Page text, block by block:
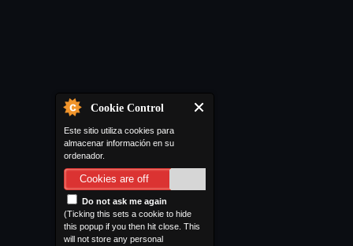
Cookie Control
Este sitio utiliza cookies para
almacenar información en su
ordenador.
Cookies are off
Do not ask me again
(Ticking this sets a cookie to hide
this popup if you then hit close. This
will not store any personal